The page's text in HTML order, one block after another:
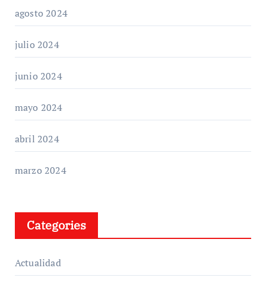
agosto 2024
julio 2024
junio 2024
mayo 2024
abril 2024
marzo 2024
Categories
Actualidad